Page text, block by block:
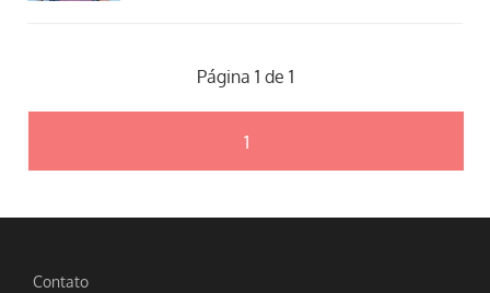
Página 1 de 1
1
Contato